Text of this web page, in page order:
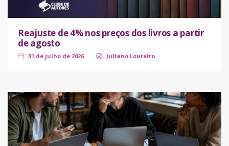
Reajuste de 4% nos preços dos livros a partir
de agosto
31 de julho de 2026 Juliano Loureiro